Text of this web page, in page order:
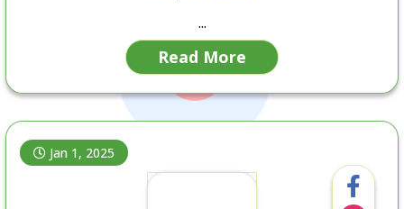
...
Read More
Jan 1, 2025